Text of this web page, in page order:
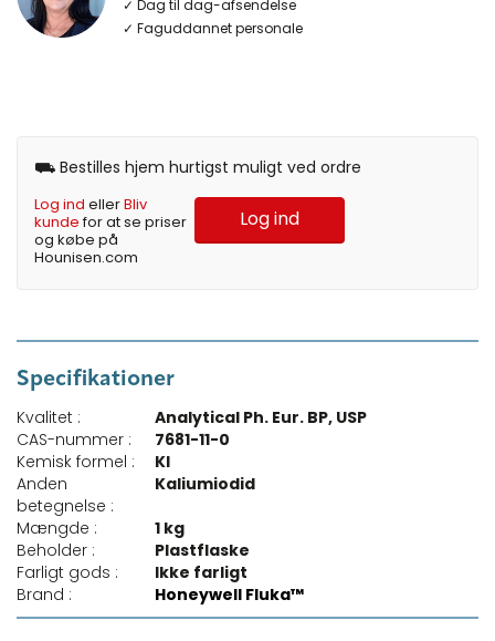
✓ Dag til dag-afsendelse
✓ Faguddannet personale
⛟ Bestilles hjem hurtigst muligt ved ordre
Log ind ellerBliv
kundefor at se priser
og købe på
Hounisen.com
Log ind
Specifikationer
Kvalitet :
Analytical Ph. Eur. BP, USP
CAS-nummer :
7681-11-0
Kemisk formel :
KI
Anden
betegnelse :
Kaliumiodid
Mængde :
1 kg
Beholder :
Plastflaske
Farligt gods :
Ikke farligt
Brand :
Honeywell Fluka™